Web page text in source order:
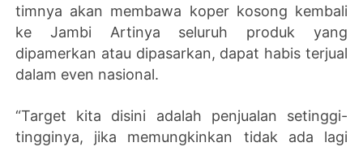
timnya akan membawa koper kosong kembali
ke Jambi Artinya seluruh produk yang
dipamerkan atau dipasarkan, dapat habis terjual
dalam even nasional.
“Target kita disini adalah penjualan setinggi-
tingginya, jika memungkinkan tidak ada lagi